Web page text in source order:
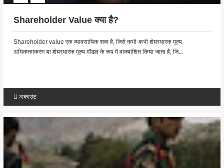
Shareholder Value क्या है?
Shareholder value एक व्यावसायिक शब्द है, जिसे कभी-कभी शेयरधारक मूल्य
अधिकतमकरण या शेयरधारक मूल्य मॉडल के रूप में वाक्यांशित किया जाता है, जि...
अकाउंट